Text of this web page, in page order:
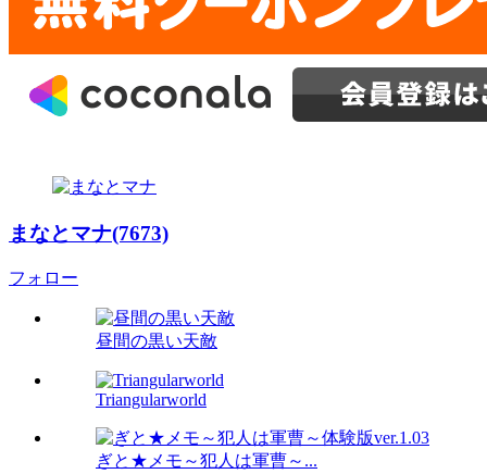
まなとマナ(7673)
フォロー
昼間の黒い天敵
Triangularworld
ぎと★メモ～犯人は軍曹～...